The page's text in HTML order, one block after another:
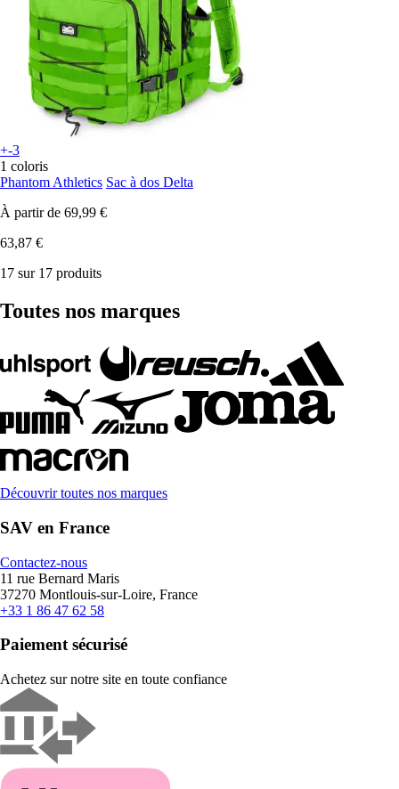
+-3
1 coloris
Phantom Athletics Sac à dos Delta
À partir de 69,99 €
63,87 €
17 sur 17 produits
Toutes nos marques
Découvrir toutes nos marques
SAV en France
Contactez-nous
11 rue Bernard Maris
37270 Montlouis-sur-Loire, France
+33 1 86 47 62 58
Paiement sécurisé
Achetez sur notre site en toute confiance